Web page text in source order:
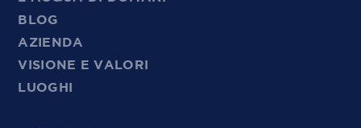
BLOG
AZIENDA
VISIONE E VALORI
LUOGHI